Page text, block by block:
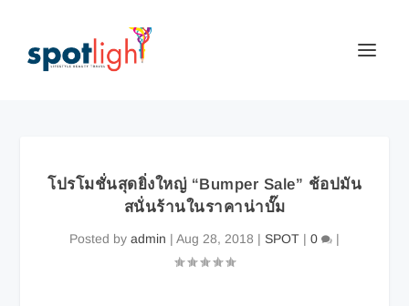
โปรโมชั่นสุดยิ่งใหญ่ “Bumper Sale” ช้อปมัน
สนั่นร้านในราคาน่าบั๊ม
Posted by admin | Aug 28, 2018 | SPOT | 0 |